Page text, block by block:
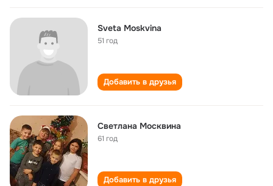
Sveta Moskvina
51 год
Добавить в друзья
Светлана Москвина
61 год
Добавить в друзья